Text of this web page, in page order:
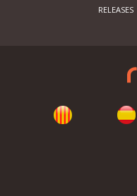
RELEASES